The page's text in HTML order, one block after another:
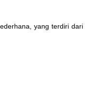
yang terdiri